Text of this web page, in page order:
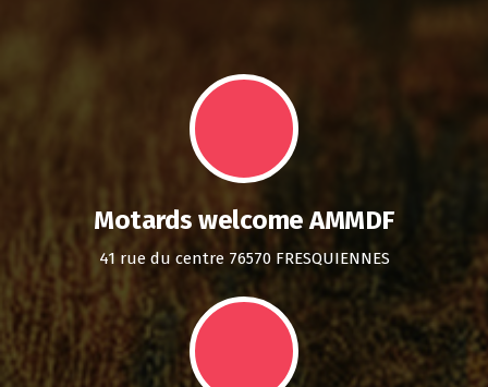
Motards welcome AMMDF
41 rue du centre 76570 FRESQUIENNES